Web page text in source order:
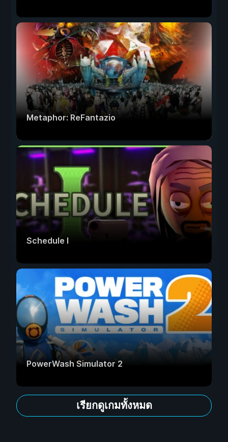
Metaphor: ReFantazio
Schedule I
PowerWash Simulator 2
เรียกดูเกมทั้งหมด